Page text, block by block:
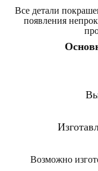
Все детали
появления
Возможно